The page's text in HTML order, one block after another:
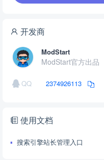
开发商
ModStart
ModStart官方出品
QQ 2374926113
使用文档
搜索引擎站长管理入口